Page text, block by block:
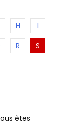
H
I
R
S
êtes